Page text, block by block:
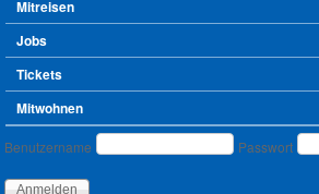
Mitreisen
Jobs
Tickets
Mitwohnen
Benutzeranmeldung
Benutzername Passwort